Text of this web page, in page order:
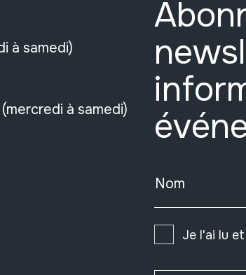
à samedi)
à samedi)
Nom
Je l'ai lu